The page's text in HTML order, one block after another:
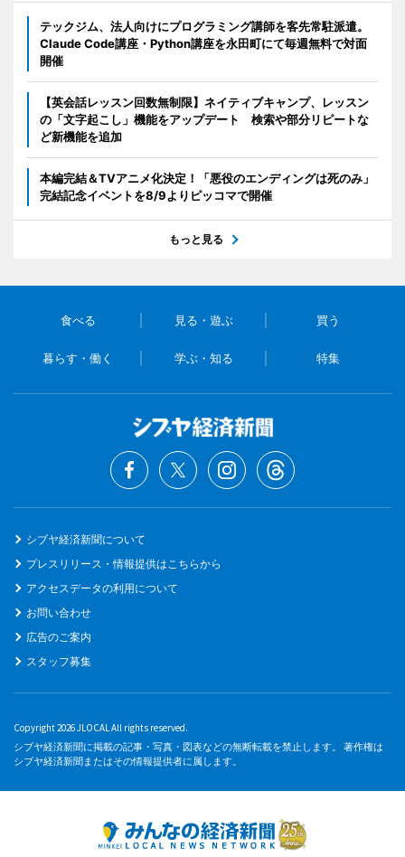
テックジム、法人向けにプログラミング講師を客先常駐派遣。
Claude Code講座・Python講座を永田町にて毎週無料で対面
開催
【英会話レッスン回数無制限】ネイティブキャンプ、レッスン
の「文字起こし」機能をアップデート 検索や部分リピートな
ど新機能を追加
本編完結＆TVアニメ化決定！「悪役のエンディングは死のみ」
完結記念イベントを8/9よりピッコマで開催
もっと見る
食べる 見る・遊ぶ 買う
暮らす・働く 学ぶ・知る 特集
シブヤ経済新聞について
プレスリリース・情報提供はこちらから
アクセスデータの利用について
お問い合わせ
広告のご案内
スタッフ募集
Copyright 2026 JLOCAL All rights reserved.
シブヤ経済新聞に掲載の記事・写真・図表などの無断転載を禁止します。 著作権は
シブヤ経済新聞またはその情報提供者に属します。